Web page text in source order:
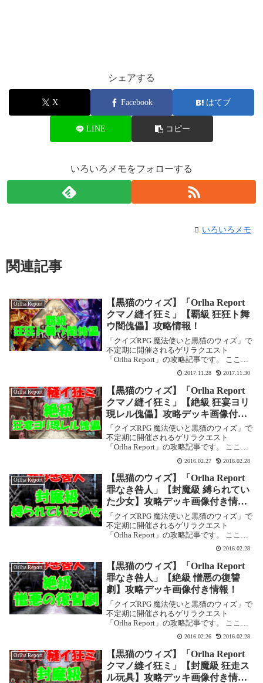
シェアする
X Facebook はてブ
LINE コピー
いろいろメモをフォローする
いろいろメモ
関連記事
Orlha Report
【黒猫のウィズ】「Orlha Report
クマノ縫イ狂ミ」【覇級 狂狂ト舞
ウ闇傀儡】攻略情報！
「クイズRPG 魔法使いと黒猫のウィズ」で
不定期に開催されるゲリラクエスト
「Orlha Report」の攻略記事です。 ここで
は「Orlha Report クマノ縫イ狂ミ」【覇級
狂狂ト舞ウ闇傀儡】を攻略します。Orlha
Report ク...
2017.11.28 2017.11.30
Orlha Report
【黒猫のウィズ】「Orlha Report
クマノ縫イ狂ミ」【絶級 狂宴ヨリ
現レル傀儡】攻略デッキ画像付き
情報！
「クイズRPG 魔法使いと黒猫のウィズ」で
不定期に開催されるゲリラクエスト
「Orlha Report」の攻略記事です。 ここで
は「Orlha Report クマノ縫イ狂ミ」【絶級
狂宴ヨリ現レル傀儡】を攻略します。
Orlha Report ...
2016.02.27 2016.02.28
Orlha Report
【黒猫のウィズ】「Orlha Report
罪なき咎人」【封魔級 縛られてい
た少女】攻略デッキ画像付き情
報！
「クイズRPG 魔法使いと黒猫のウィズ」で
不定期に開催されるゲリラクエスト
「Orlha Report」の攻略記事です。 ここで
は「Orlha Report 罪なき咎人」【封魔級 縛
られていた少女】を攻略します。Orlha
Report 罪な...
2016.02.28
Orlha Report
【黒猫のウィズ】「Orlha Report
罪なき咎人」【絶級 憎悪の復讐
劇】攻略デッキ画像付き情報！
「クイズRPG 魔法使いと黒猫のウィズ」で
不定期に開催されるゲリラクエスト
「Orlha Report」の攻略記事です。 ここで
は「Orlha Report 罪なき咎人」【絶級 憎悪
の復讐劇】を攻略します。Orlha Report 罪
なき咎人...
2016.02.26 2016.02.28
Orlha Report
【黒猫のウィズ】「Orlha Report
クマノ縫イ狂ミ」【封魔級 狂走ス
ル玩具】攻略デッキ画像付き情